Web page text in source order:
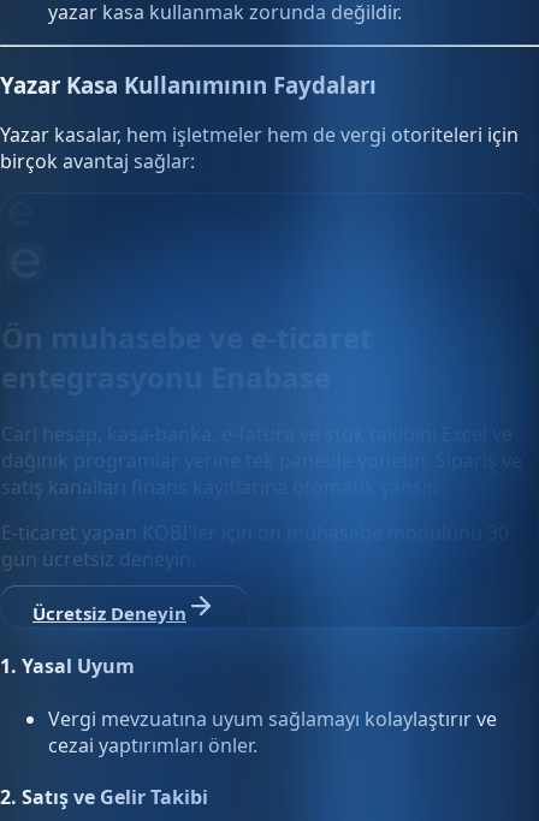
yazar kasa kullanmak zorunda değildir.
Yazar Kasa Kullanımının Faydaları
Yazar kasalar, hem işletmeler hem de vergi otoriteleri için
birçok avantaj sağlar:
Ön muhasebe ve e-ticaret
entegrasyonu Enabase
Cari hesap, kasa-banka, e-fatura ve stok takibini Excel ve
dağınık programlar yerine tek panelde yönetin. Sipariş ve
satış kanalları finans kayıtlarına otomatik yansır.
E-ticaret yapan KOBİ'ler için ön muhasebe modülünü 30
gün ücretsiz deneyin.
Ücretsiz Deneyin
1. Yasal Uyum
Vergi mevzuatına uyum sağlamayı kolaylaştırır ve
cezai yaptırımları önler.
2. Satış ve Gelir Takibi